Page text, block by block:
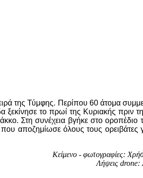
της Τύμφης. Περίπου 60 άτομα
ξεκίνησε το πρωί της Κυριακής πριν
Στη συνέχεια βγήκε στο οροπέδιο
αποζημίωσε όλους τους ορειβάτες
Κείμενο - φωτογραφίες:
Λήψεις drone: